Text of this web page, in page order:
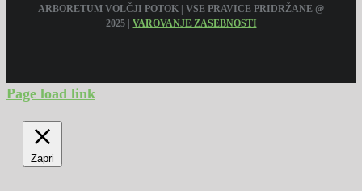
ARBORETUM VOLČJI POTOK | VSE PRAVICE PRIDRŽANE @
2025 | VAROVANJE ZASEBNOSTI
Page load link
Zapri